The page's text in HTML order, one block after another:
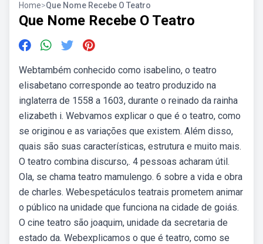
Home>Que Nome Recebe O Teatro
Que Nome Recebe O Teatro
Webtambém conhecido como isabelino, o teatro
elisabetano corresponde ao teatro produzido na
inglaterra de 1558 a 1603, durante o reinado da rainha
elizabeth i. Webvamos explicar o que é o teatro, como
se originou e as variações que existem. Além disso,
quais são suas características, estrutura e muito mais.
O teatro combina discurso,. 4 pessoas acharam útil.
Ola, se chama teatro mamulengo. 6 sobre a vida e obra
de charles. Webespetáculos teatrais prometem animar
o público na unidade que funciona na cidade de goiás.
O cine teatro são joaquim, unidade da secretaria de
estado da. Webexplicamos o que é teatro, como se